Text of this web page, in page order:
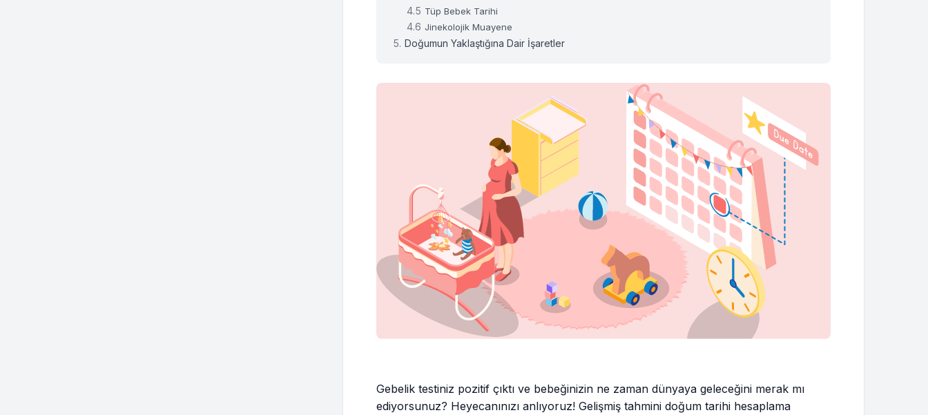
Tüp Bebek Tarihi
Jinekolojik Muayene
Doğumun Yaklaştığına Dair İşaretler
Gebelik testiniz pozitif çıktı ve bebeğinizin ne zaman dünyaya geleceğini merak mı
ediyorsunuz? Heyecanınızı anlıyoruz! Gelişmiş tahmini doğum tarihi hesaplama